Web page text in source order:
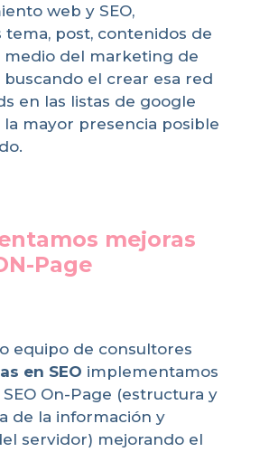
web y SEO,
tema, post, contenidos de
medio del marketing de
el crear esa red
en las listas de google
la mayor presencia posible
mejoras
Page
equipo de consultores
en SEO implementamos
On-Page (estructura y
de la información y
servidor) mejorando el